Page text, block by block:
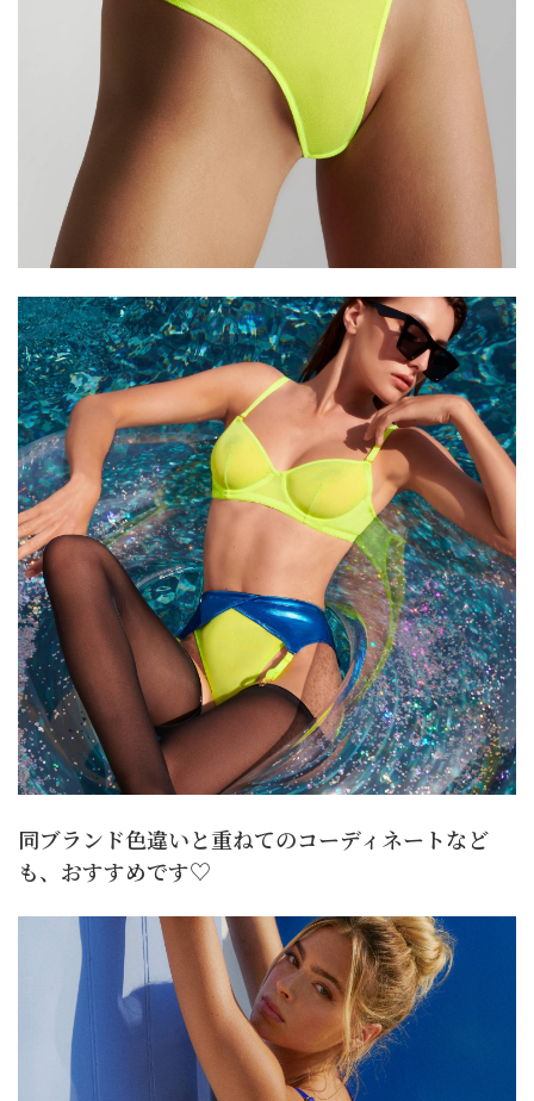
同ブランド色違いと重ねてのコーディネートなど
も、おすすめです♡